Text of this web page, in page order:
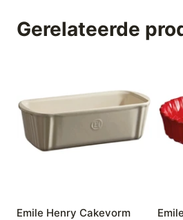
Gerelateerde
Emile Henry Cakevorm